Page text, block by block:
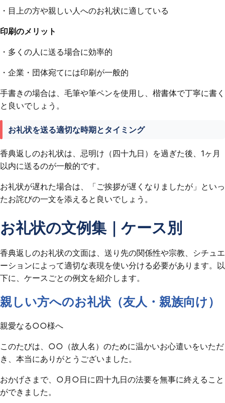
・目上の方や親しい人へのお礼状に適している
印刷のメリット
・多くの人に送る場合に効率的
・企業・団体宛てには印刷が一般的
手書きの場合は、毛筆や筆ペンを使用し、楷書体で丁寧に書く
と良いでしょう。
お礼状を送る適切な時期とタイミング
香典返しのお礼状は、忌明け（四十九日）を過ぎた後、1ヶ月
以内に送るのが一般的です。
お礼状が遅れた場合は、「ご挨拶が遅くなりましたが」といっ
たお詫びの一文を添えると良いでしょう。
お礼状の文例集｜ケース別
香典返しのお礼状の文面は、送り先の関係性や宗教、シチュエ
ーションによって適切な表現を使い分ける必要があります。以
下に、ケースごとの例文を紹介します。
親しい方へのお礼状（友人・親族向け）
親愛なる○○様へ
このたびは、○○（故人名）のために温かいお心遣いをいただ
き、本当にありがとうございました。
おかげさまで、○月○日に四十九日の法要を無事に終えること
ができました。